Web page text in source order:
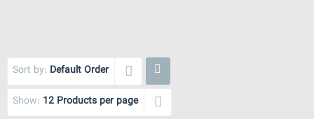
Sort by: Default Order
Show: 12 Products per page